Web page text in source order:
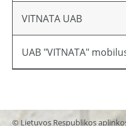
VITNATA UAB
UAB "VITNATA"
© Lietuvos Respublikos